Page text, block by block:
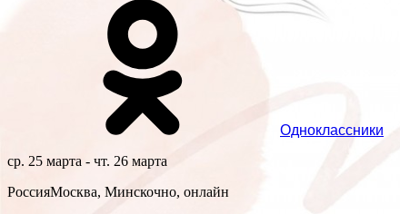
Одноклассники
ср. 25 марта - чт. 26 марта
РоссияМосква, Минскочно, онлайн